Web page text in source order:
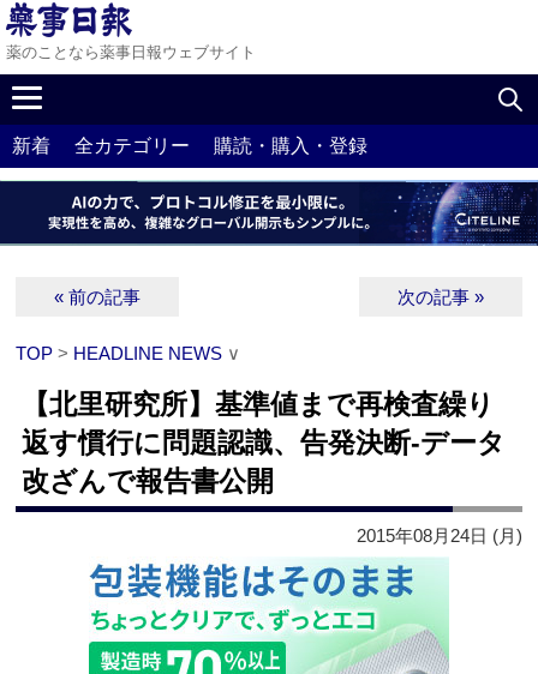
薬のことなら薬事日報ウェブサイト
新着 全カテゴリー 購読・購入・登録
« 前の記事 次の記事 »
TOP > HEADLINE NEWS ∨
【北里研究所】基準値まで再検査繰り
返す慣行に問題認識、告発決断‐データ
改ざんで報告書公開
2015年08月24日 (月)